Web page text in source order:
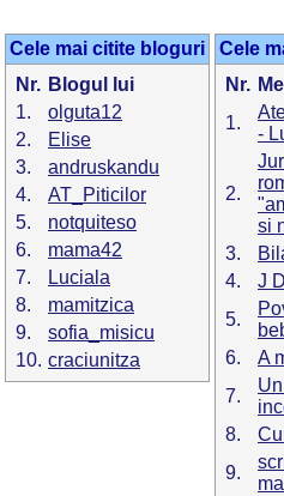
Cele mai citite bloguri
Nr. Blogul lui
1.
olguta12
2.
Elise
3.
andruskandu
4.
AT_Piticilor
5.
notquiteso
6.
mama42
7.
Luciala
8.
mamitzica
9.
sofia_misicu
10. craciunitza
Cele
Nr.
1.
-
2.
si
3.
4.
J
5.
6.
A
7.
8.
9.